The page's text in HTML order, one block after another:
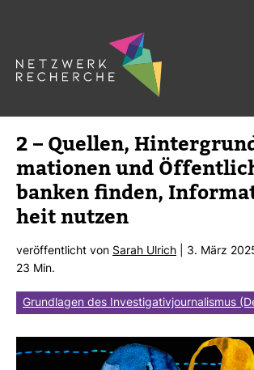
2 – Quellen,
ma­tionen und
banken finden,
heit nutzen
ver­öf­fent­licht von Sarah Ulrich | 3. März
23 Min.
Grundlagen des Investigativjournalismus